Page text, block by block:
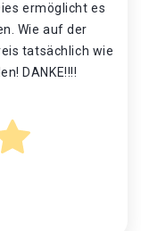
ermöglicht es
Wie auf der
tatsächlich wie
DANKE!!!!